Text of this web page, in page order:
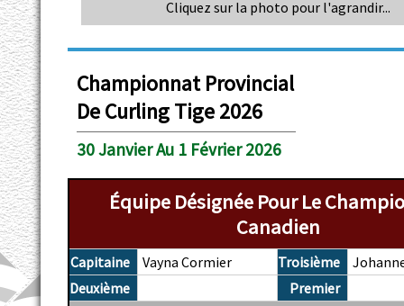
Cliquez sur la photo pour l'agrandir...
Championnat Provincial
De Curling Tige 2026
30 Janvier Au 1 Février 2026
Équipe Désignée Pour Le
Canadien
Capitaine Vayna Cormier Troisième
Deuxième
Premier